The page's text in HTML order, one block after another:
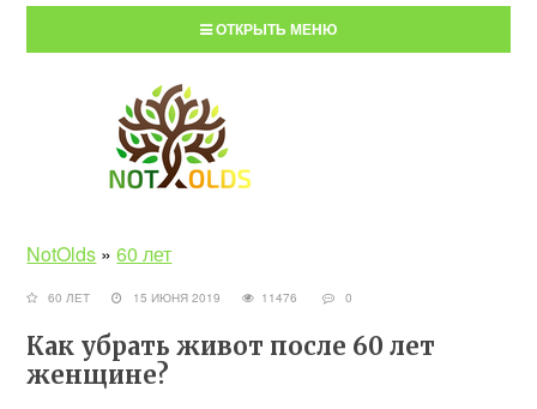
ОТКРЫТЬ МЕНЮ
NotOlds »60 лет
60 ЛЕТ 15 ИЮНЯ 2019 11476 0
Как убрать живот после 60 лет
женщине?